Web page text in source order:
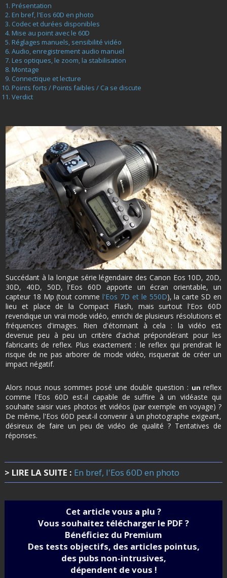
Présentation
En bref, l'Eos 60D en photo
Codec et durées disponibles
Mise au point avec le 60D
Réglages manuels, sensibilité vidéo
Audio, enregistrement audio manuel
Les optiques, le zoom, la stabilisation
Montage
Connectique et lecture
Points forts / Points faibles / Ca se discute
Verdict
Succédant à la longue série légendaire des Canon Eos 10D, 20D,
30D, 40D, 50D, l'Eos 60D apporte un écran orientable, un
capteur 18 Mp (tout commel'Eos 7D et le 550D), la carte SD en
lieu et place de la Compact Flash, mais surtout l'Eos 60D
revendique un vrai mode vidéo, enrichi de plusieurs résolutions et
fréquences d'images. Rien d'étonnant à cela : la vidéo est
devenue peu à peu un critère d'achat prépondérant pour les
fabricants de reflex. Plus exactement : le reflex qui prendrait le
risque de ne pas arborer de mode vidéo, risquerait de créer un
impact négatif.
Alors nous nous sommes posé une double question : un reflex
comme l'Eos 60D est-il capable de suffire à un vidéaste qui
souhaite saisir vues photos et vidéos (par exemple en voyage) ?
De même, l'Eos 60D peut-il convenir à un photographe exigeant,
désireux de faire un peu de vidéo de qualité ? Tentatives de
réponses.
> LIRE LA SUITE : En bref, l'Eos 60D en photo
Cet article vous a plu ?
Vous souhaitez télécharger le PDF ?
Bénéficiez du Premium
Des tests objectifs, des articles pointus,
des pubs non-intrusives,
dépendent de vous !